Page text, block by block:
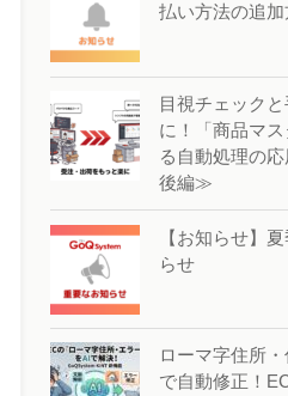
払い方法の追
目視チェック
に！「商品マ
る自動処理の
後編≫
【お知らせ】
らせ
ローマ字住所
で自動修正！